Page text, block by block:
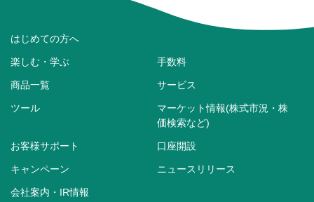
はじめての方へ
楽しむ・学ぶ 手数料
商品一覧 サービス
ツール
マーケット情報(株式市況・株
価検索など)
お客様サポート 口座開設
キャンペーン ニュースリリース
会社案内・IR情報